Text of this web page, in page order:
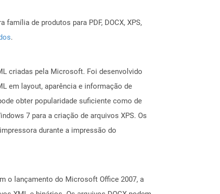
de produtos para PDF, DOCX, XPS,
.
criadas pela Microsoft. Foi desenvolvido
em layout, aparência e informação de
obter popularidade suficiente como de
7 para a criação de arquivos XPS. Os
durante a impressão do
o lançamento do Microsoft Office 2007, a